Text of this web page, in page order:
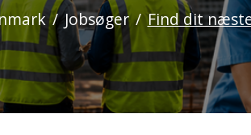
Jobsøger Find dit